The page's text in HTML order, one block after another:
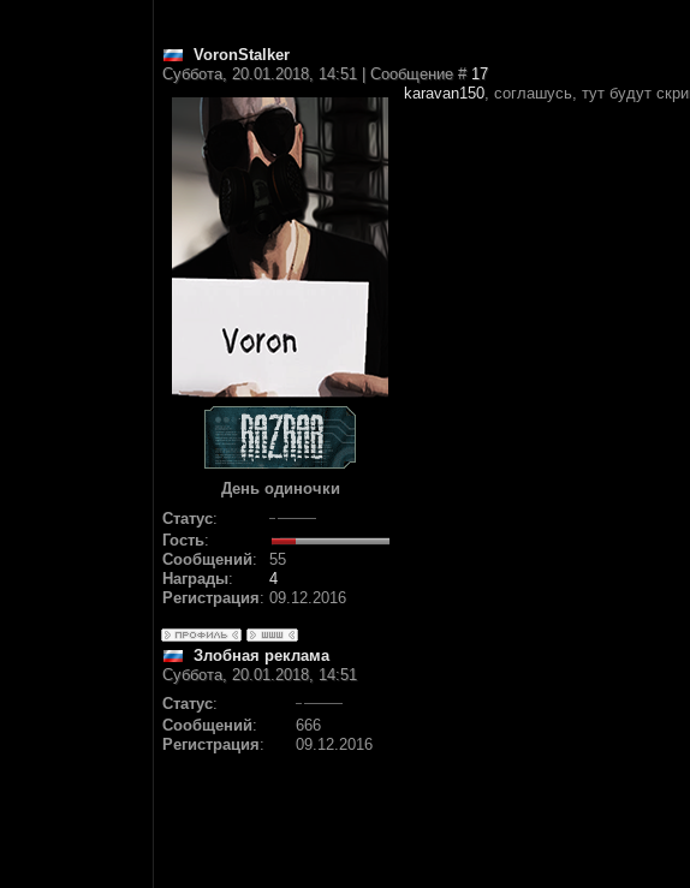
VoronStalker
Суббота, 20.01.2018, 14:51 | Сообщение # 17
День одиночки
Статус:
Гость:
Сообщений:
55
Награды:
4
Регистрация: 09.12.2016
karavan150, соглашусь, тут будут
Злобная реклама
Суббота, 20.01.2018, 14:51
Статус:
Сообщений:
666
Регистрация: 09.12.2016